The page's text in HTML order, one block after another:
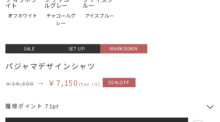
オフホワイト
チャコールグ
レー
アイスブルー
SALE SET UP MARKDOWN
パジャマデザインシャツ
￥14,300 → ￥7,150 (tax in) 50%OFF
獲得ポイント 71pt